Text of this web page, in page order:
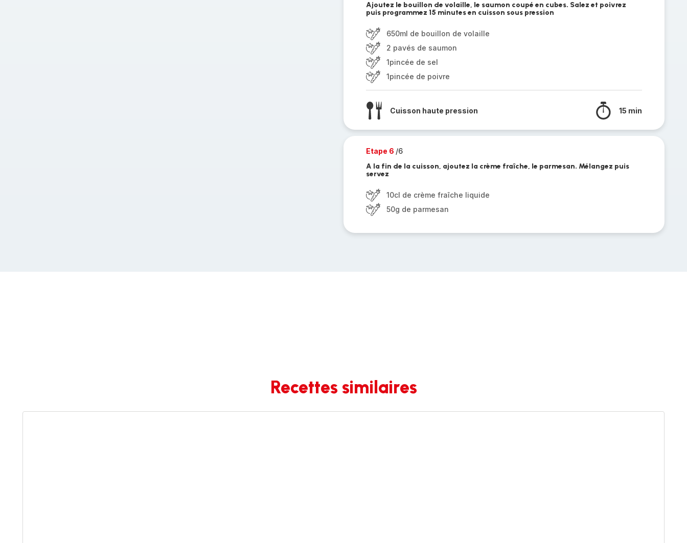
Ajoutez le bouillon de volaille, le saumon coupé en cubes. Salez et poivrez
puis programmez 15 minutes en cuisson sous pression
650ml de bouillon de volaille
2 pavés de saumon
1pincée de sel
1pincée de poivre
Cuisson haute pression 15 min
Etape 6 /6
A la fin de la cuisson, ajoutez la crème fraîche, le parmesan. Mélangez puis
servez
10cl de crème fraîche liquide
50g de parmesan
Recettes similaires